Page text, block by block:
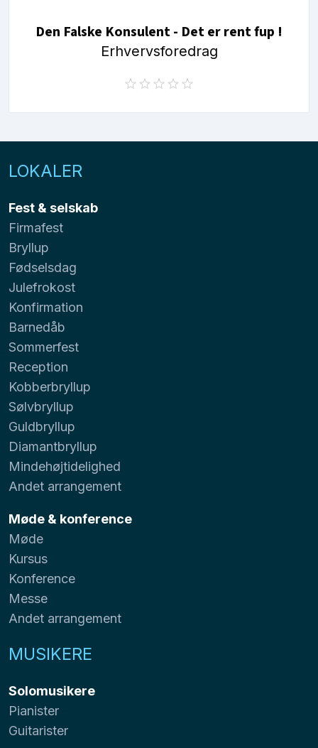
Den Falske Konsulent - Det er rent fup !
Erhvervsforedrag
LOKALER
Fest & selskab
Firmafest
Bryllup
Fødselsdag
Julefrokost
Konfirmation
Barnedåb
Sommerfest
Reception
Kobberbryllup
Sølvbryllup
Guldbryllup
Diamantbryllup
Mindehøjtidelighed
Andet arrangement
Møde & konference
Møde
Kursus
Konference
Messe
Andet arrangement
MUSIKERE
Solomusikere
Pianister
Guitarister